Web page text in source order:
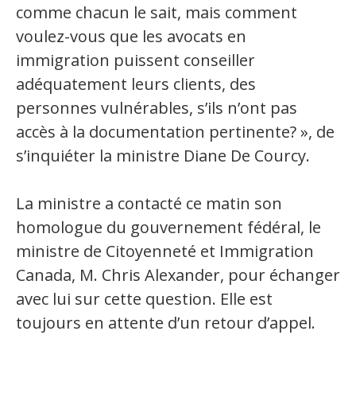
Espace militant
Matériel à télécharger
Nos campagnes
comme chacun le sait, mais comment
voulez-vous que les avocats en
immigration puissent conseiller
adéquatement leurs clients, des
personnes vulnérables, s’ils n’ont pas
accès à la documentation pertinente? », de
s’inquiéter la ministre Diane De Courcy.
La ministre a contacté ce matin son
homologue du gouvernement fédéral, le
ministre de Citoyenneté et Immigration
Canada, M. Chris Alexander, pour échanger
avec lui sur cette question. Elle est
toujours en attente d’un retour d’appel.